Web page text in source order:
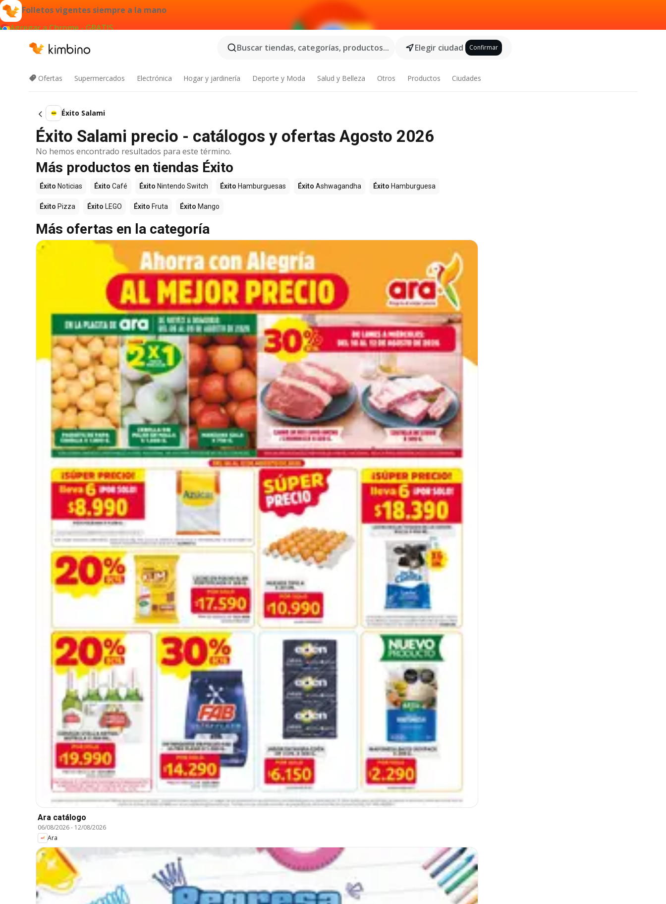
Folletos vigentes siempre a la mano
Agregar a Chrome - GRATIS
Buscar tiendas, categorías, productos...
Elegir ciudad Confirmar
Ofertas Supermercados Electrónica Hogar y jardinería Deporte y Moda Salud y Belleza Otros Productos Ciudades
Éxito Salami
Éxito Salami precio - catálogos y ofertas Agosto 2026
No hemos encontrado resultados para este término.
Más productos en tiendas Éxito
Éxito Noticias Éxito Café Éxito Nintendo Switch Éxito Hamburguesas Éxito Ashwagandha Éxito Hamburguesa
Éxito Pizza Éxito LEGO Éxito Fruta Éxito Mango
Más ofertas en la categoría
Ara catálogo
06/08/2026- 12/08/2026
Ara